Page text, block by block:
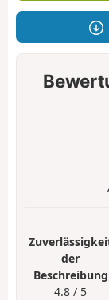
der
Beschreibung
4.8 / 5